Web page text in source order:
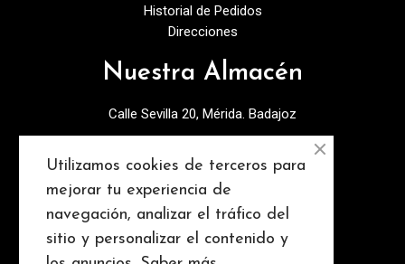
Historial de Pedidos
Direcciones
Nuestra Almacén
Calle Sevilla 20, Mérida. Badajoz
info@discopebell.com
Consejos y contenidos
Utilizamos cookies de terceros para
mejorar tu experiencia de
navegación, analizar el tráfico del
sitio y personalizar el contenido y